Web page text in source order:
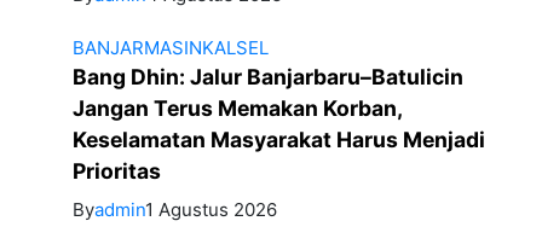
BANJARMASINKALSEL
Bang Dhin: Jalur Banjarbaru–Batulicin
Jangan Terus Memakan Korban,
Keselamatan Masyarakat Harus Menjadi
Prioritas
Byadmin1 Agustus 2026